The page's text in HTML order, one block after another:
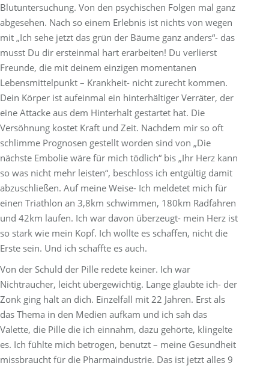
Blutuntersuchung. Von den psychischen Folgen mal ganz
abgesehen. Nach so einem Erlebnis ist nichts von wegen
mit „Ich sehe jetzt das grün der Bäume ganz anders“- das
musst Du dir ersteinmal hart erarbeiten! Du verlierst
Freunde, die mit deinem einzigen momentanen
Lebensmittelpunkt – Krankheit- nicht zurecht kommen.
Dein Körper ist aufeinmal ein hinterhältiger Verräter, der
eine Attacke aus dem Hinterhalt gestartet hat. Die
Versöhnung kostet Kraft und Zeit. Nachdem mir so oft
schlimme Prognosen gestellt worden sind von „Die
nächste Embolie wäre für mich tödlich“ bis „Ihr Herz kann
so was nicht mehr leisten“, beschloss ich entgültig damit
abzuschließen. Auf meine Weise- Ich meldetet mich für
einen Triathlon an 3,8km schwimmen, 180km Radfahren
und 42km laufen. Ich war davon überzeugt- mein Herz ist
so stark wie mein Kopf. Ich wollte es schaffen, nicht die
Erste sein. Und ich schaffte es auch.
Von der Schuld der Pille redete keiner. Ich war
Nichtraucher, leicht übergewichtig. Lange glaubte ich- der
Zonk ging halt an dich. Einzelfall mit 22 Jahren. Erst als
das Thema in den Medien aufkam und ich sah das
Valette, die Pille die ich einnahm, dazu gehörte, klingelte
es. Ich fühlte mich betrogen, benutzt – meine Gesundheit
missbraucht für die Pharmaindustrie. Das ist jetzt alles 9